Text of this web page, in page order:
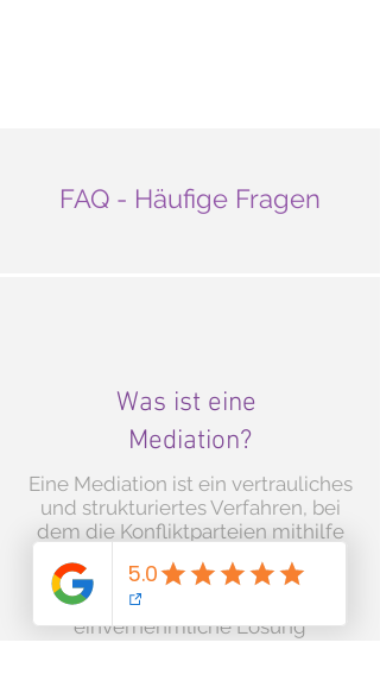
FAQ - Häufige Fragen
Was ist eine
Mediation?
Eine Mediation ist ein vertrauliches
und strukturiertes Verfahren, bei
dem die Konfliktparteien mithilfe
eines oder mehrerer
Mediator*innen ­freiwillig und
eigenverantwortlich eine
einvernehmliche Lösung